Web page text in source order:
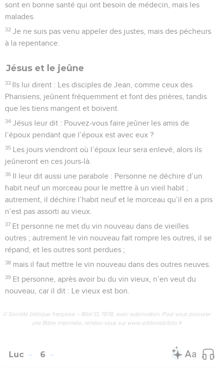
sont en bonne santé qui ont besoin de médecin, mais les
malades.
32 Je ne suis pas venu appeler des justes, mais des pécheurs
à la repentance.
Jésus et le jeûne
33 Ils lui dirent : Les disciples de Jean, comme ceux des
Pharisiens, jeûnent fréquemment et font des prières, tandis
que les tiens mangent et boivent.
34 Jésus leur dit : Pouvez-vous faire jeûner les amis de
l’époux pendant que l’époux est avec eux ?
35 Les jours viendront où l’époux leur sera enlevé, alors ils
jeûneront en ces jours-là.
36 Il leur dit aussi une parabole : Personne ne déchire d’un
habit neuf un morceau pour le mettre à un vieil habit ;
autrement, il déchire l’habit neuf et le morceau qu’il en a pris
n’est pas assorti au vieux.
37 Et personne ne met du vin nouveau dans de vieilles
outres ; autrement le vin nouveau fait rompre les outres, il se
répand, et les outres sont perdues ;
38 mais il faut mettre le vin nouveau dans des outres neuves.
39 Et personne, après avoir bu du vin vieux, n’en veut du
nouveau, car il dit : Le vieux est bon.
© Société biblique française – Bibli’O, 1978, avec autorisation. Pour vous procurer
une Bible imprimée, rendez-vous sur www.editionsbiblio.fr
Luc 6